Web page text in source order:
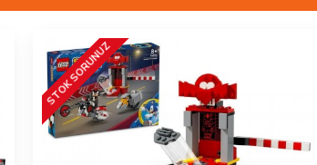
STOK SORUNUZ